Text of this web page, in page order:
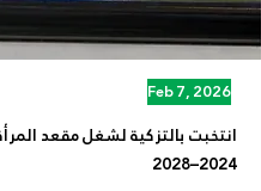
Feb 7, 2026
انتخبت بالتزكية لشغل مقعد
2024–2028